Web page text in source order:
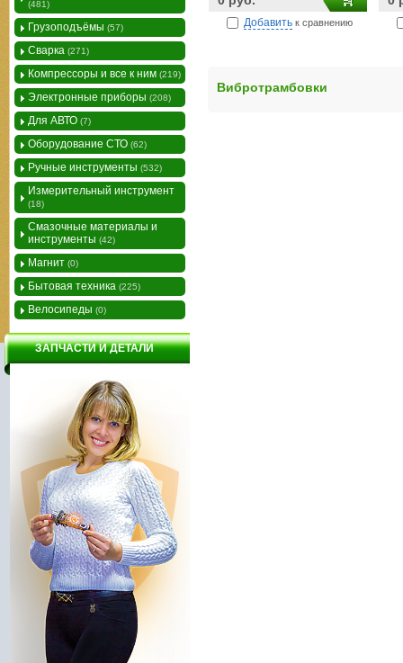
Добавить к сравнению
Вибротрамбовки
(481)
Грузоподъёмы (57)
Сварка (271)
Компрессоры и все к ним (219)
Электронные приборы (208)
Для АВТО (7)
Оборудование СТО (62)
Ручные инструменты (532)
Измерительный инструмент
(18)
Смазочные материалы и
инструменты (42)
Магнит (0)
Бытовая техника (225)
Велосипеды (0)
ЗАПЧАСТИ И ДЕТАЛИ